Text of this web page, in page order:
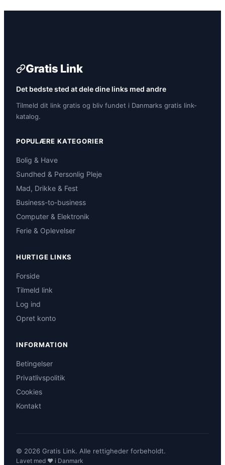
Gratis Link
Det bedste sted at dele dine links med andre
Tilmeld dit link gratis og bliv fundet i Danmarks gratis link-
katalog.
POPULÆRE KATEGORIER
Bolig & Have
Sundhed & Personlig Pleje
Mad, Drikke & Fest
Business-to-business
Computer & Elektronik
Ferie & Oplevelser
HURTIGE LINKS
Forside
Tilmeld link
Log ind
Opret konto
INFORMATION
Betingelser
Privatlivspolitik
Cookies
Kontakt
© 2026 Gratis Link. Alle rettigheder forbeholdt.
Lavet med ❤️ i Danmark